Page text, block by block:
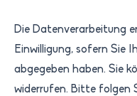
Die Datenverarbeitung
Einwilligung, sofern Sie
abgegeben haben. Sie
widerrufen. Bitte folgen